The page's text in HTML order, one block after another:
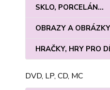
SKLO, PORCELÁN...
OBRAZY A OBRÁZKY
HRAČKY, HRY PRO
DVD, LP, CD, MC